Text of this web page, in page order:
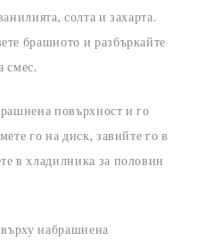
солта и захарта.
брашното и разбъркайте
смес.
повърхност и го
го на диск, завийте го в
в хладилника за половин
върху набрашнена